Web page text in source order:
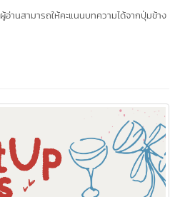
ผู้อ่านสามารถให้คะแนนบทความได้จากปุ่มข้าง